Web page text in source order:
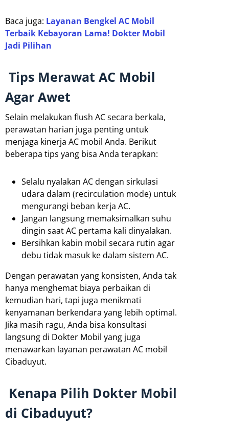
Baca juga: Layanan Bengkel AC Mobil
Terbaik Kebayoran Lama! Dokter Mobil
Jadi Pilihan
Tips Merawat AC Mobil
Agar Awet
Selain melakukan flush AC secara berkala,
perawatan harian juga penting untuk
menjaga kinerja AC mobil Anda. Berikut
beberapa tips yang bisa Anda terapkan:
Selalu nyalakan AC dengan sirkulasi
udara dalam (recirculation mode) untuk
mengurangi beban kerja AC.
Jangan langsung memaksimalkan suhu
dingin saat AC pertama kali dinyalakan.
Bersihkan kabin mobil secara rutin agar
debu tidak masuk ke dalam sistem AC.
Dengan perawatan yang konsisten, Anda tak
hanya menghemat biaya perbaikan di
kemudian hari, tapi juga menikmati
kenyamanan berkendara yang lebih optimal.
Jika masih ragu, Anda bisa konsultasi
langsung di Dokter Mobil yang juga
menawarkan layanan perawatan AC mobil
Cibaduyut.
Kenapa Pilih Dokter Mobil
di Cibaduyut?